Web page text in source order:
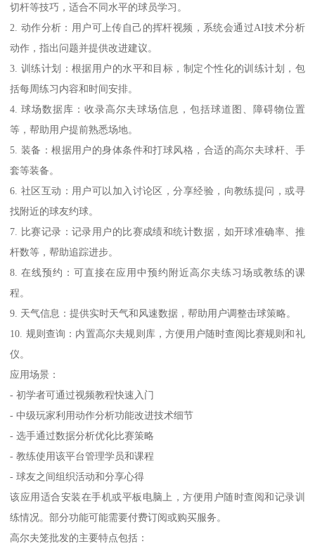
切杆等技巧，适合不同水平的球员学习。
2. 动作分析：用户可上传自己的挥杆视频，系统会通过AI技术分析
动作，指出问题并提供改进建议。
3. 训练计划：根据用户的水平和目标，制定个性化的训练计划，包
括每周练习内容和时间安排。
4. 球场数据库：收录高尔夫球场信息，包括球道图、障碍物位置
等，帮助用户提前熟悉场地。
5. 装备：根据用户的身体条件和打球风格，合适的高尔夫球杆、手
套等装备。
6. 社区互动：用户可以加入讨论区，分享经验，向教练提问，或寻
找附近的球友约球。
7. 比赛记录：记录用户的比赛成绩和统计数据，如开球准确率、推
杆数等，帮助追踪进步。
8. 在线预约：可直接在应用中预约附近高尔夫练习场或教练的课
程。
9. 天气信息：提供实时天气和风速数据，帮助用户调整击球策略。
10. 规则查询：内置高尔夫规则库，方便用户随时查阅比赛规则和礼
仪。
应用场景：
- 初学者可通过视频教程快速入门
- 中级玩家利用动作分析功能改进技术细节
- 选手通过数据分析优化比赛策略
- 教练使用该平台管理学员和课程
- 球友之间组织活动和分享心得
该应用适合安装在手机或平板电脑上，方便用户随时查阅和记录训
练情况。部分功能可能需要付费订阅或购买服务。
高尔夫笼批发的主要特点包括：